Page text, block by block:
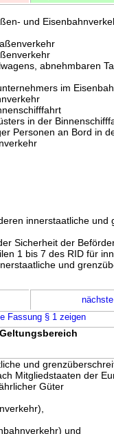
und
abnehmbaren
im
in der
Personen an Bord in
innerstaatliche und
Sicherheit der
1 bis 7 des RID für
und
Fassung § 1 zeigen
und
Mitgliedstaaten der
Güter
und